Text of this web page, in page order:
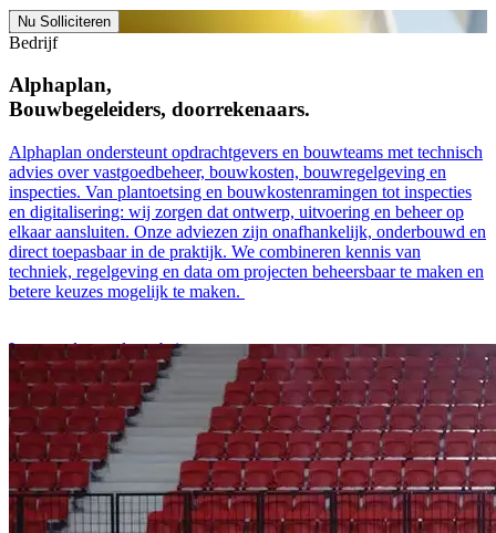
Nu Solliciteren
Bedrijf
Alphaplan,
Bouwbegeleiders, doorrekenaars.
Alphaplan ondersteunt opdrachtgevers en bouwteams met technisch
advies over vastgoedbeheer, bouwkosten, bouwregelgeving en
inspecties. Van plantoetsing en bouwkostenramingen tot inspecties
en digitalisering: wij zorgen dat ontwerp, uitvoering en beheer op
elkaar aansluiten. Onze adviezen zijn onafhankelijk, onderbouwd en
direct toepasbaar in de praktijk. We combineren kennis van
techniek, regelgeving en data om projecten beheersbaar te maken en
betere keuzes mogelijk te maken.
Lees verder op de website
De vakgebieden van Alphaplan
Vastgoedbeheer BouwregelgevingBouwkosten­management
Inspectie vastgoedDigitalisering vastgoed